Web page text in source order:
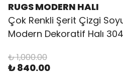
RUGS MODERN HALI
Çok Renkli Şerit Çizgi
Modern Dekoratif Halı
₺ 1,000.00
₺ 840.00